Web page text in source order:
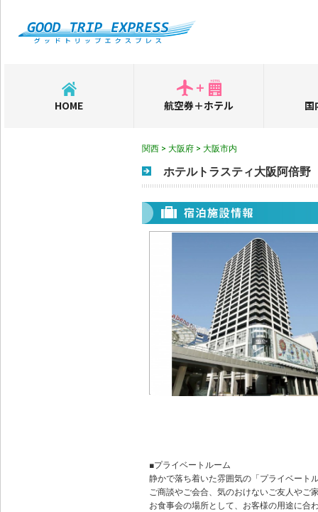
HOME 航空券＋ホテル 国
関西 > 大阪府 > 大阪市内
ホテルトラスティ大阪阿倍野
■プライベートルーム
静かで落ち着いた雰囲気の「プライベート
ご商談やご会合、気のおけないご友人やご
お食事会の場所として、お客様の用途に合